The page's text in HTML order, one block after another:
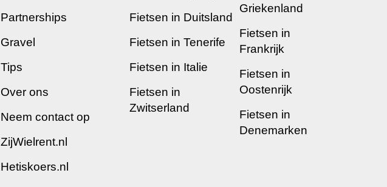
Partnerships
Gravel
Tips
Over ons
Neem contact op
ZijWielrent.nl
Hetiskoers.nl
Fietsen in Duitsland
Fietsen in Tenerife
Fietsen in Italie
Fietsen in
Zwitserland
Griekenland
Fietsen in
Frankrijk
Fietsen in
Oostenrijk
Fietsen in
Denemarken